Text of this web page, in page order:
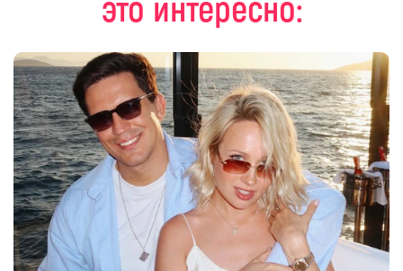
это интересно: